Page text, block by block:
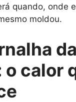
quando, onde
moldou.
da
calor